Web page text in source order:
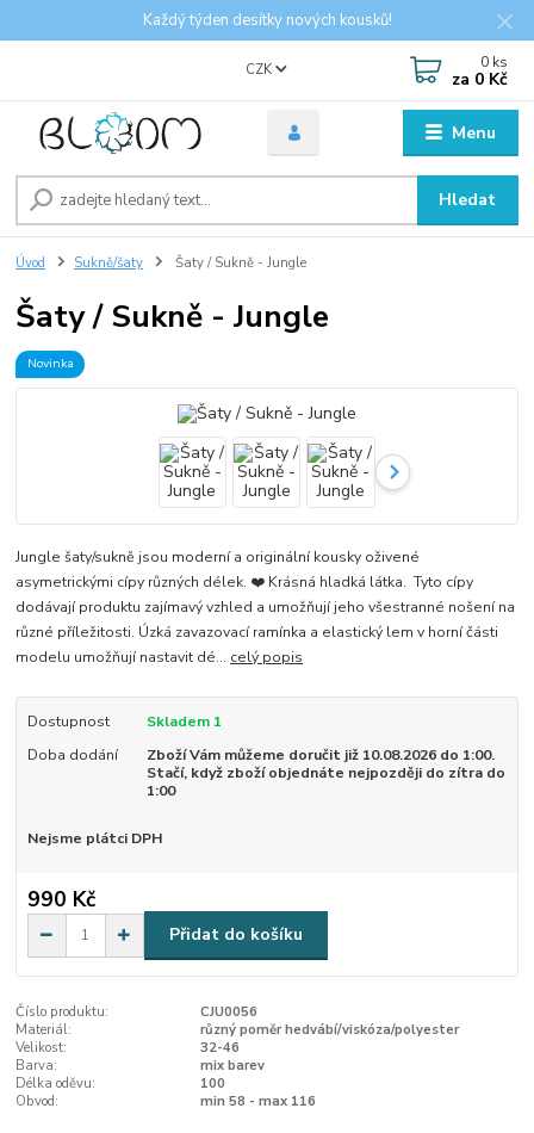
Každý týden desítky nových kousků!
Menu
CZK
Hledat
0 ks
za 0 Kč
Úvod Sukně/šaty Šaty / Sukně - Jungle
Šaty / Sukně - Jungle
Novinka
Jungle šaty/sukně jsou moderní a originální kousky oživené
asymetrickými cípy různých délek. ❤️ Krásná hladká látka. Tyto cípy
dodávají produktu zajímavý vzhled a umožňují jeho všestranné nošení na
různé příležitosti. Úzká zavazovací ramínka a elastický lem v horní části
modelu umožňují nastavit dé... celý popis
Dostupnost
Skladem 1
Doba dodání
Zboží Vám můžeme doručit již 10.08.2026 do 1:00.
Stačí, když zboží objednáte nejpozději do zítra do
1:00
Nejsme plátci DPH
990 Kč
Přidat do košíku
Číslo produktu:
CJU0056
Materiál:
různý poměr hedvábí/viskóza/polyester
Velikost:
32-46
Barva:
mix barev
Délka oděvu:
100
Obvod:
min 58 - max 116